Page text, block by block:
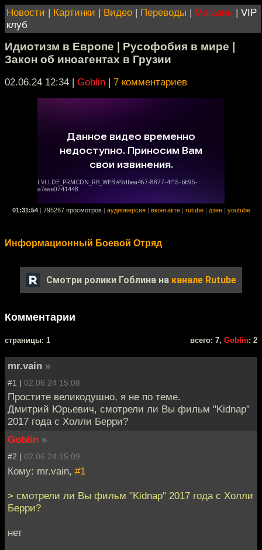
Новости | Картинки | Видео | Переводы | Магазин | VIP
клуб
Идиотизм в Европе | Русофобия в мире |
Закон об иноагентах в Грузии
02.06.24 12:34 | Goblin | 7 комментариев
01:31:54 795267 просмотров аудиоверсия вконтакте rutube дзен youtube
Информационный Боевой Отряд
Смотри ролики Гоблина на канале Rutube
Комментарии
cтраницы: 1 всего: 7, Goblin: 2
mr.vain »
#1 | 02.06.24 15:08
Простите великодушно, я не по теме.
Дмитрий Юрьевич, смотрели ли Вы фильм "Kidnap"
2017 года с Холли Берри?
Goblin »
#2 | 02.06.24 15:09
Кому: mr.vain, #1
> смотрели ли Вы фильм "Kidnap" 2017 года с Холли
Берри?
нет